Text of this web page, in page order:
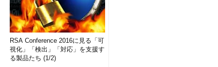
RSA Conference 2016に見る「可
視化」「検出」「対応」を支援す
る製品たち (1/2)